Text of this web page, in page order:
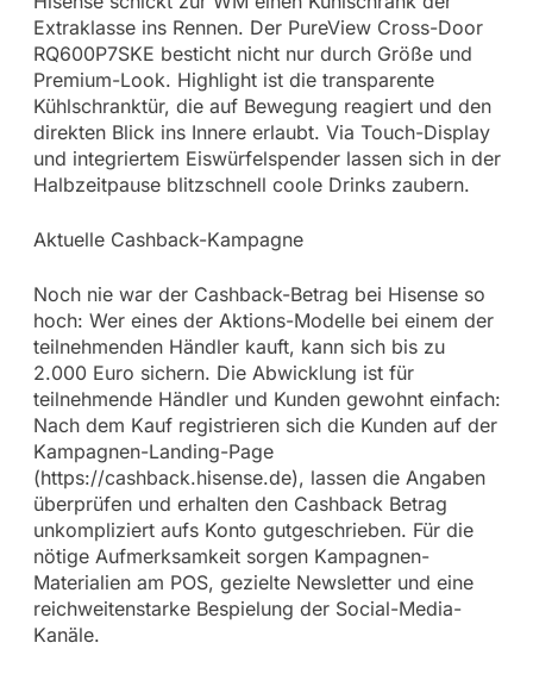
Extraklasse ins Rennen. Der PureView Cross-Door
RQ600P7SKE besticht nicht nur durch Größe und
Premium-Look. Highlight ist die transparente
Kühlschranktür, die auf Bewegung reagiert und den
direkten Blick ins Innere erlaubt. Via Touch-Display
und integriertem Eiswürfelspender lassen sich in der
Halbzeitpause blitzschnell coole Drinks zaubern.
Aktuelle Cashback-Kampagne
Noch nie war der Cashback-Betrag bei Hisense so
hoch: Wer eines der Aktions-Modelle bei einem der
teilnehmenden Händler kauft, kann sich bis zu
2.000 Euro sichern. Die Abwicklung ist für
teilnehmende Händler und Kunden gewohnt einfach:
Nach dem Kauf registrieren sich die Kunden auf der
Kampagnen-Landing-Page
(https://cashback.hisense.de), lassen die Angaben
überprüfen und erhalten den Cashback Betrag
unkompliziert aufs Konto gutgeschrieben. Für die
nötige Aufmerksamkeit sorgen Kampagnen-
Materialien am POS, gezielte Newsletter und eine
reichweitenstarke Bespielung der Social-Media-
Kanäle.